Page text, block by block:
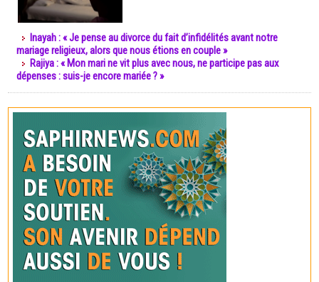
Inayah : « Je pense au divorce du fait d’infidélités avant notre
mariage religieux, alors que nous étions en couple »
Rajiya : « Mon mari ne vit plus avec nous, ne participe pas aux
dépenses : suis-je encore mariée ? »